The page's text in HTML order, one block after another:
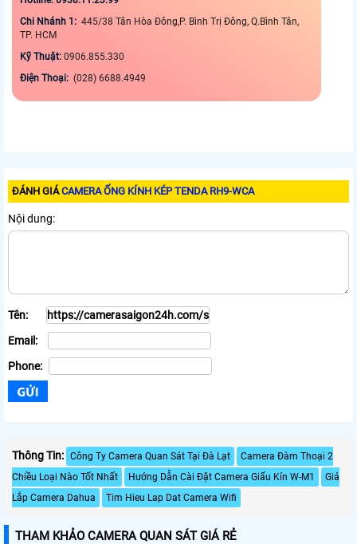
Chi Nhánh 1: 445/38 Tân Hòa Đông,P. Bình Trị Đông, Q.Bình Tân,
TP. HCM
Kỹ Thuật: 0906.855.330
Điện Thoại: (028) 6688.4949
ĐÁNH GIÁCAMERA ỐNG KÍNH KÉP TENDA RH9-WCA
Nội dung:
Tên:
Email:
Phone:
Thông Tin: Công Ty Camera Quan Sát Tại Đà Lạt
Camera Đàm Thoại 2
Chiều Loại Nào Tốt Nhất
Hướng Dẫn Cài Đặt Camera Giấu Kín W-M1
Giá
Lắp Camera Dahua
Tim Hieu Lap Dat Camera Wifi
THAM KHẢO CAMERA QUAN SÁT GIÁ RẺ